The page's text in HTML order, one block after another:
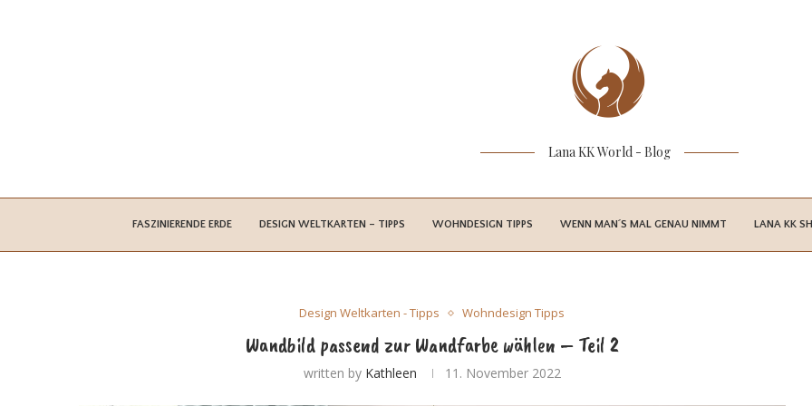
Lana KK World - Blog
FASZINIERENDE ERDE DESIGN WELTKARTEN – TIPPS WOHNDESIGN TIPPS WENN MAN´S MAL GENAU NIMMT LANA KK
Design Weltkarten - Tipps Wohndesign Tipps
Wandbild passend zur Wandfarbe wählen – Teil 2
written by Kathleen 11. November 2022